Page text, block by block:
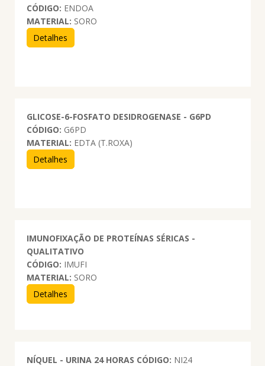
CÓDIGO: ENDOA
MATERIAL: SORO
Detalhes
GLICOSE-6-FOSFATO DESIDROGENASE - G6PD
CÓDIGO: G6PD
MATERIAL: EDTA (T.ROXA)
Detalhes
IMUNOFIXAÇÃO DE PROTEÍNAS SÉRICAS -
QUALITATIVO
CÓDIGO: IMUFI
MATERIAL: SORO
Detalhes
NÍQUEL - URINA 24 HORAS CÓDIGO: NI24